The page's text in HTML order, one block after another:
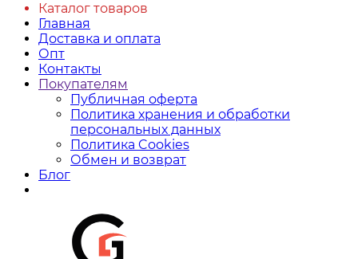
Каталог товаров
Главная
Доставка и оплата
Опт
Контакты
Покупателям
Публичная оферта
Политика хранения и обработки
персональных данных
Политика Cookies
Обмен и возврат
Блог